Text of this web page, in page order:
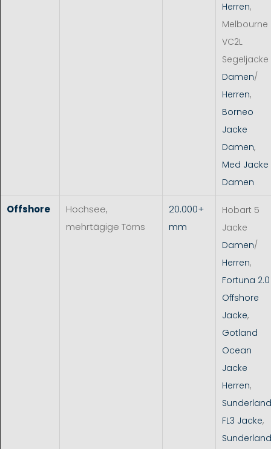
Herren,
Melbourne
VC2L
Segeljacke
Damen/
Herren,
Borneo
Jacke
Damen,
Med Jacke
Damen
Offshore
Hochsee,
mehrtägige Törns
20.000+
mm
Hobart 5
Jacke
Damen/
Herren,
Fortuna 2.0
Offshore
Jacke,
Gotland
Ocean
Jacke
Herren,
Sunderland
FL3 Jacke,
Sunderland